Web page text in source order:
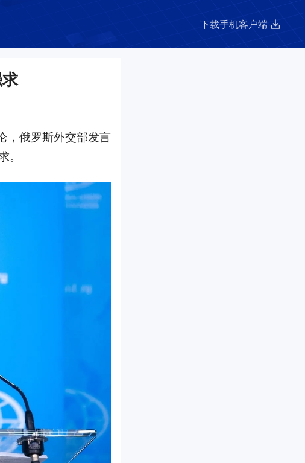
下载手机客户端
，俄罗斯外交部发言